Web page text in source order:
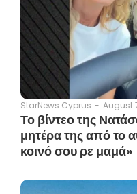
StarNews Cyprus - August
Το βίντεο της
μητέρα της από το
κοινό σου ρε μαμά»